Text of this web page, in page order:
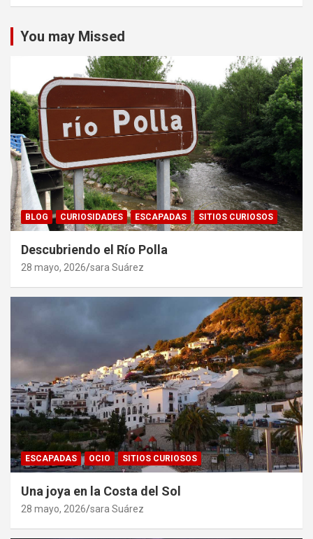
You may Missed
BLOG CURIOSIDADES ESCAPADAS SITIOS CURIOSOS
Descubriendo el Río Polla
28 mayo, 2026 sara Suárez
ESCAPADAS OCIO SITIOS CURIOSOS
Una joya en la Costa del Sol
28 mayo, 2026 sara Suárez